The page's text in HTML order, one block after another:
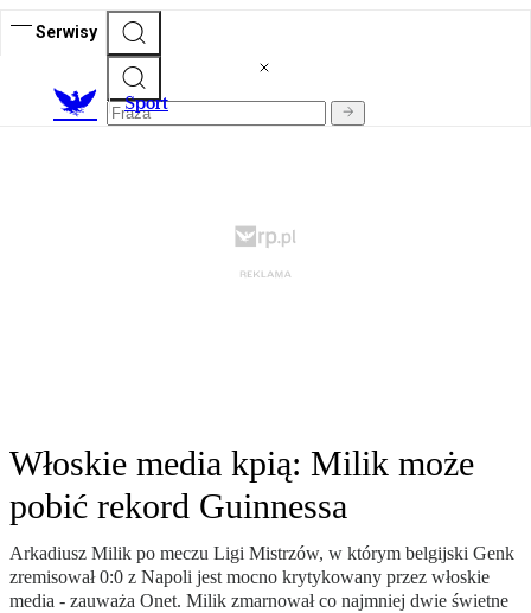
Serwisy
Sport
Włoskie media kpią: Milik może
pobić rekord Guinnessa
Arkadiusz Milik po meczu Ligi Mistrzów, w którym belgijski Genk
zremisował 0:0 z Napoli jest mocno krytykowany przez włoskie
media - zauważa Onet. Milik zmarnował co najmniej dwie świetne